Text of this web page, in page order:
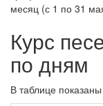
месяц (с 1 по 31
Курс
по дням
В таблице